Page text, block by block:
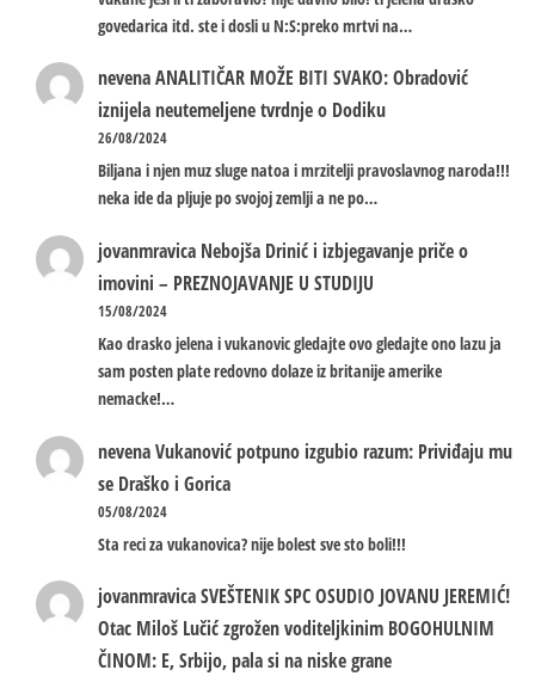
govedarica itd. ste i dosli u N:S:preko mrtvi na…
nevenaANALITIČAR MOŽE BITI SVAKO: Obradović
iznijela neutemeljene tvrdnje o Dodiku
26/08/2024
Biljana i njen muz sluge natoa i mrzitelji pravoslavnog naroda!!!
neka ide da pljuje po svojoj zemlji a ne po…
jovanmravica Nebojša Drinić i izbjegavanje priče o
imovini – PREZNOJAVANJE U STUDIJU
15/08/2024
Kao drasko jelena i vukanovic gledajte ovo gledajte ono lazu ja
sam posten plate redovno dolaze iz britanije amerike
nemacke!…
nevenaVukanović potpuno izgubio razum: Priviđaju mu
se Draško i Gorica
05/08/2024
Sta reci za vukanovica? nije bolest sve sto boli!!!
jovanmravicaSVEŠTENIK SPC OSUDIO JOVANU JEREMIĆ!
Otac Miloš Lučić zgrožen voditeljkinim BOGOHULNIM
ČINOM: E, Srbijo, pala si na niske grane